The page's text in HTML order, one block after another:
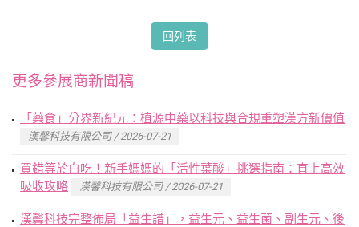
回列表
更多參展商新聞稿
「藥食」分界新紀元：植源中藥以科技與合規重塑漢方新價值
漢馨科技有限公司 / 2026-07-21
買錯等於白吃！新手媽媽的「活性葉酸」挑選指南：直上高效
吸收攻略
漢馨科技有限公司 / 2026-07-21
漢馨科技完整佈局「益生譜」，益生元、益生菌、副生元、後